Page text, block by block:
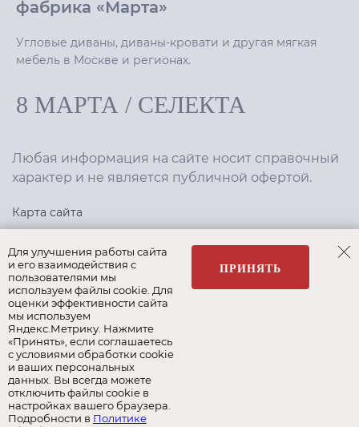
фабрика «Марта»
Угловые диваны, диваны-кровати и другая мягкая
мебель в Москве и регионах.
8 МАРТА / СЕЛЕКТА
Любая информация на сайте носит справочный
характер и не является публичной офертой.
Карта сайта
Политика конфиденциальности
Создание сайта,интернет-маркетинг
Наши бренды:
8 Марта Селекта
Для улучшения работы сайта
и его взаимодействия с
пользователями мы
используем файлы cookie. Для
оценки эффективности сайта
мы используем
Яндекс.Метрику. Нажмите
«Принять», если соглашаетесь
с условиями обработки cookie
и ваших персональных
данных. Вы всегда можете
отключить файлы cookie в
настройках вашего браузера.
Подробности в Политике
ПРИНЯТЬ